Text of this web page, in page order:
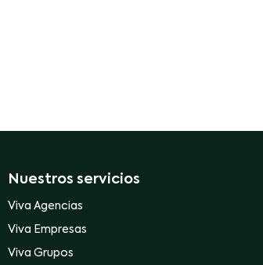
Nuestros servicios
Viva Agencias
Viva Empresas
Viva Grupos